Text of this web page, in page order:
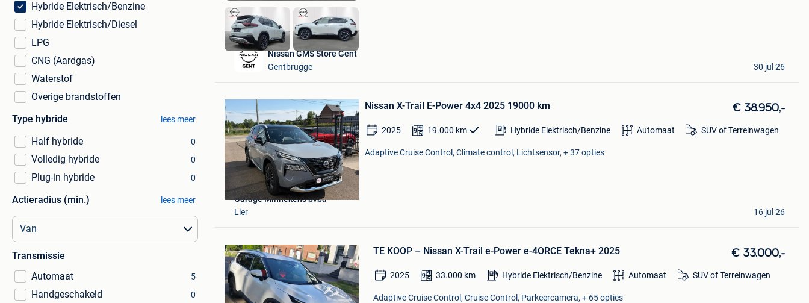
Hybride Elektrisch/Benzine
Hybride Elektrisch/Diesel
LPG
CNG (Aardgas)
Waterstof
Overige brandstoffen
Type hybride
lees meer
Half hybride 0
Volledig hybride 0
Plug-in hybride 0
Actieradius (min.) lees meer
Transmissie
Automaat
5
Handgeschakeld 0
Nissan GMS Store Gent
Gentbrugge
30 jul 26
Mijn
Favorieten
Nissan X-Trail E-Power 4x4 2025 19000 km € 38.950,-
2025 19.000 km Hybride Elektrisch/Benzine Automaat SUV of Terreinwagen
Adaptive Cruise Control, Climate control, Lichtsensor, + 37 opties
Garage Minnekens bvba
Lier
16 jul 26
Mijn
Favorieten
TE KOOP – Nissan X-Trail e-Power e-4ORCE Tekna+ 2025 € 33.000,-
2025 33.000 km Hybride Elektrisch/Benzine Automaat SUV of Terreinwagen
Adaptive Cruise Control, Cruise Control, Parkeercamera, + 65 opties